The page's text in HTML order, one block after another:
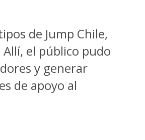
de Jump Chile,
el público pudo
y generar
de apoyo al